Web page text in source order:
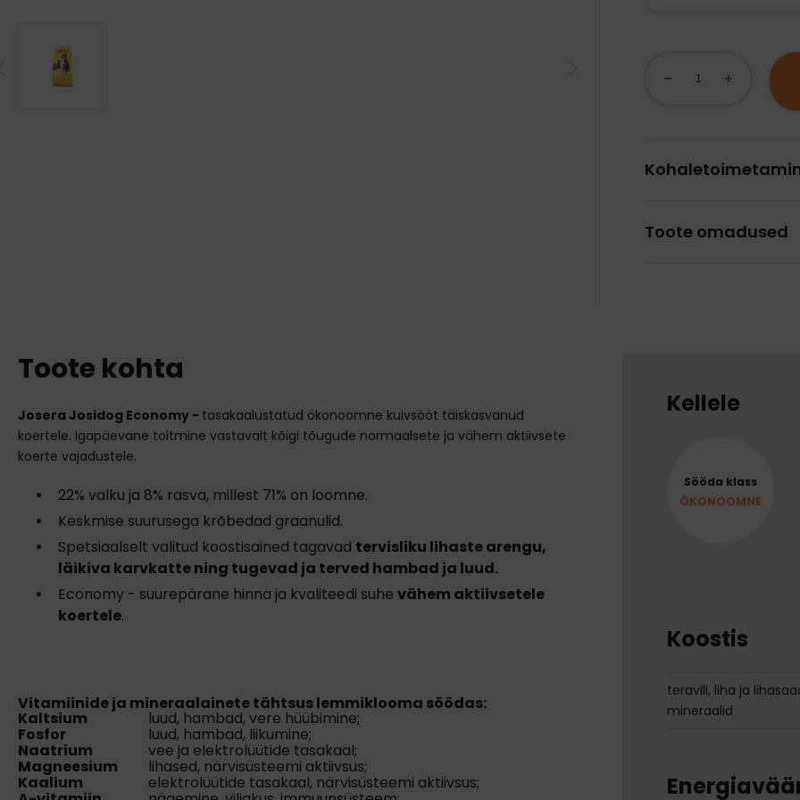
Toote omadused
Toote kohta
Josera Josidog Economy - tasakaalustatud ökonoomne kuivsööt täiskasvanud
koertele. Igapäevane toitmine vastavalt kõigi tõugude normaalsete ja vähem aktiivsete
koerte vajadustele.
22% valku ja 8% rasva, millest 71% on loomne.
Keskmise suurusega krõbedad graanulid.
Spetsiaalselt valitud koostisained tagavad tervisliku lihaste arengu,
läikiva karvkatte ning tugevad ja terved hambad ja luud.
Economy - suurepärane hinna ja kvaliteedi suhe vähem aktiivsetele
koertele.
Vitamiinide ja mineraalainete tähtsus lemmiklooma söödas:
Kaltsium luud, hambad, vere hüübimine;
Fosfor luud, hambad, liikumine;
Naatrium vee ja elektrolüütide tasakaal;
Magneesium lihased, närvisüsteemi aktiivsus;
Kaalium elektrolüütide tasakaal, närvisüsteemi aktiivsus;
Kellele
Sööda klass
ÖKONOOMNE
Koostis
teravili, liha ja
mineraalid